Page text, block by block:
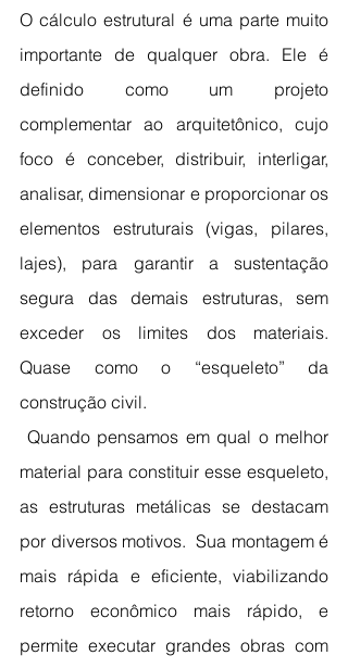
O cálculo estrutural é uma parte muito
importante de qualquer obra. Ele é
definido como um projeto
complementar ao arquitetônico, cujo
foco é conceber, distribuir, interligar,
analisar, dimensionar e proporcionar os
elementos estruturais (vigas, pilares,
lajes), para garantir a sustentação
segura das demais estruturas, sem
exceder os limites dos materiais.
Quase como o “esqueleto” da
construção civil.
material para constituir esse esqueleto,
as estruturas metálicas se destacam
por diversos motivos.  Sua montagem é
mais rápida e eficiente, viabilizando
retorno econômico mais rápido, e
permite executar grandes obras com